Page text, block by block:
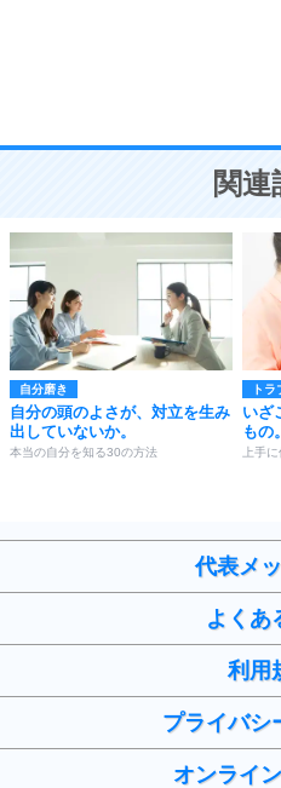
ことが大切。
関連
自分磨き
自分の頭のよさが、対立を生み
出していないか。
本当の自分を知る30の方法
トラ
いざ
もの。
上手
代表メ
よくあ
利用
プライバシ
オンライ